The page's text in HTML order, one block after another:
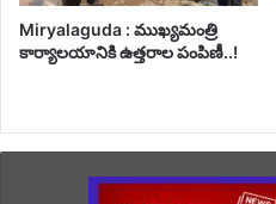
Miryalaguda : ముఖ్యమంత్రి
కార్యాలయానికి ఉత్తరాల పంపిణీ..!